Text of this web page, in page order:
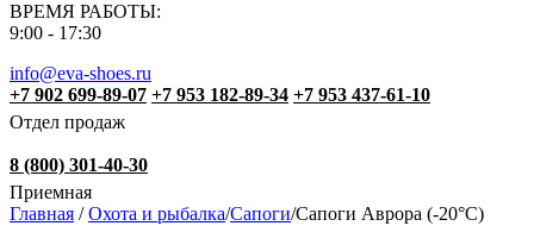
ВРЕМЯ РАБОТЫ:
9:00 - 17:30
info@eva-shoes.ru
+7 902 699-89-07 +7 953 182-89-34 +7 953 437-61-10
Отдел продаж
8 (800) 301-40-30
Приемная
Главная / Охота и рыбалка/Сапоги/Сапоги Аврора (-20°C)